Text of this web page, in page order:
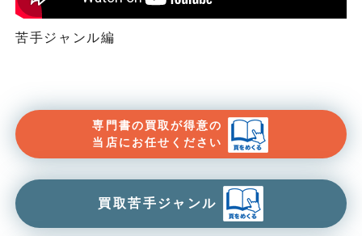
苦手ジャンル編
専門書の買取が得意の
当店にお任せください
買取苦手ジャンル